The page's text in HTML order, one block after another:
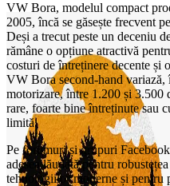
VW Bora, modelul compact
2005, încă se găsește frecvent
Deși a trecut peste un deceniu
rămâne o opțiune atractivă
costuri de întreținere decente și
VW Bora second-hand variază,
motorizare, între 1.200 și 3.500
rare, foarte bine întreținute sau
limită.
Pe forumuri și grupuri
adesea lăudată pentru
tehnologiilor moderne și pentru